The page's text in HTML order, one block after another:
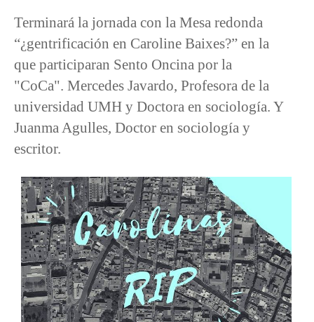
Terminará la jornada con la Mesa redonda
“¿gentrificación en Caroline Baixes?” en la
que participaran Sento Oncina por la
"CoCa". Mercedes Javardo, Profesora de la
universidad UMH y Doctora en sociología. Y
Juanma Agulles, Doctor en sociología y
escritor.